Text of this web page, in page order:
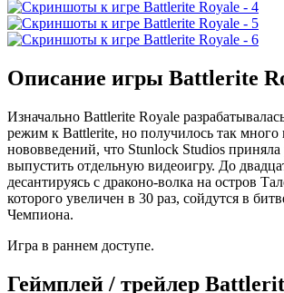
Описание игры Battlerite
Изначально Battlerite Royale
режим к Battlerite, но получилось так много
нововведений, что Stunlock Studios
выпустить отдельную видеоигру. До
десантируясь с драконо-волка на остров
которого увеличен в 30 раз, сойдутся в
Чемпиона.
Игра в раннем доступе.
Геймплей / трейлер